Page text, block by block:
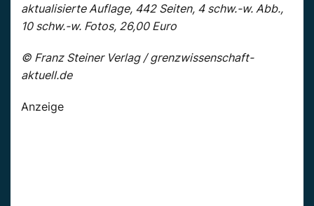
aktualisierte Auflage, 442 Seiten, 4 schw.-w. Abb.,
10 schw.-w. Fotos, 26,00 Euro
© Franz Steiner Verlag / grenzwissenschaft-
aktuell.de
Anzeige